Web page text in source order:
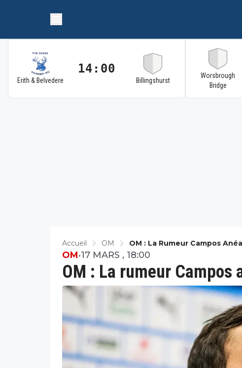
Erith & Belvedere
14:00
Billingshurst
Worsbrough
Bridge
Accueil OM OM : La Rumeur Campos
OM : La rumeur Campos
OM•17 MARS , 18:00